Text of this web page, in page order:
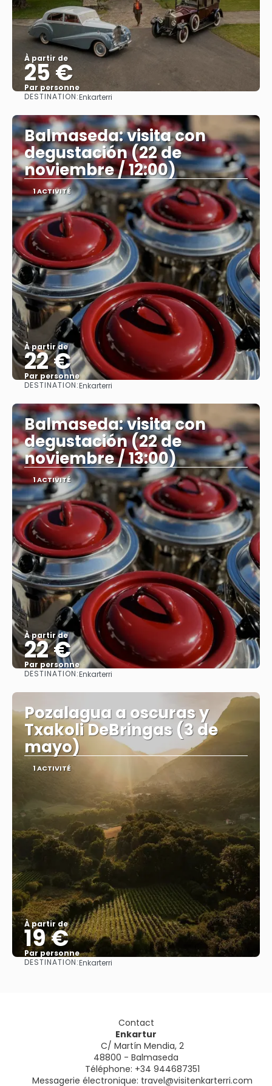
À partir de
25 €
Par personne
DESTINATION:Enkarterri
Balmaseda: visita con
degustación (22 de
noviembre / 12:00)
1 ACTIVITÉ
À partir de
22 €
Par personne
DESTINATION:Enkarterri
Balmaseda: visita con
degustación (22 de
noviembre / 13:00)
1 ACTIVITÉ
À partir de
22 €
Par personne
DESTINATION:Enkarterri
Pozalagua a oscuras y
Txakoli DeBringas (3 de
mayo)
1 ACTIVITÉ
À partir de
19 €
Par personne
DESTINATION:Enkarterri
Contact
Enkartur
C/ Martín Mendia, 2
48800 - Balmaseda
Téléphone: +34 944687351
Messagerie électronique: travel@visitenkarterri.com